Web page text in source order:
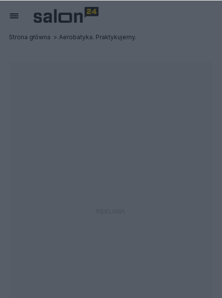
Strona główna Aerobatyka. Praktykujemy.